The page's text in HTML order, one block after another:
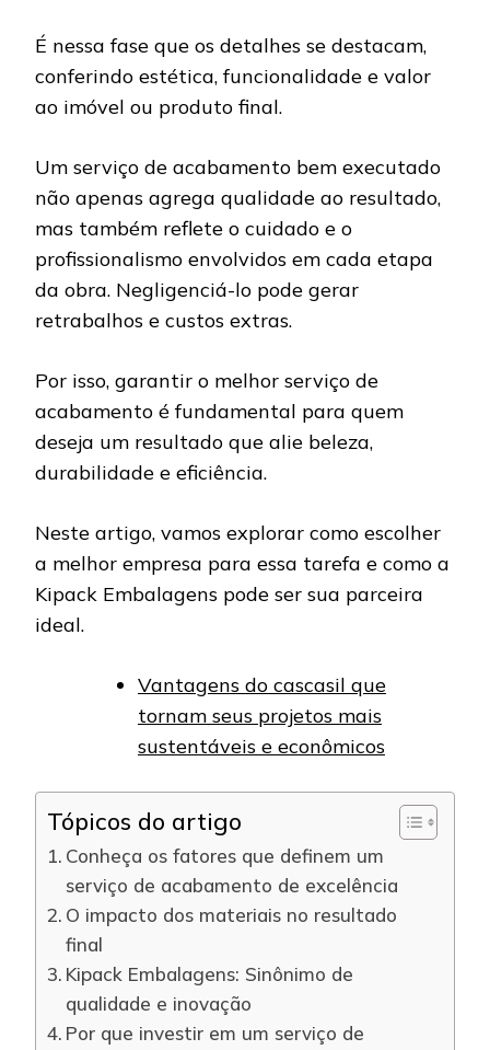
É nessa fase que os detalhes se destacam,
conferindo estética, funcionalidade e valor
ao imóvel ou produto final.
Um serviço de acabamento bem executado
não apenas agrega qualidade ao resultado,
mas também reflete o cuidado e o
profissionalismo envolvidos em cada etapa
da obra. Negligenciá-lo pode gerar
retrabalhos e custos extras.
Por isso, garantir o melhor serviço de
acabamento é fundamental para quem
deseja um resultado que alie beleza,
durabilidade e eficiência.
Neste artigo, vamos explorar como escolher
a melhor empresa para essa tarefa e como a
Kipack Embalagens pode ser sua parceira
ideal.
Vantagens do cascasil que
tornam seus projetos mais
sustentáveis e econômicos
Tópicos do artigo
Conheça os fatores que definem um
serviço de acabamento de excelência
O impacto dos materiais no resultado
final
Kipack Embalagens: Sinônimo de
qualidade e inovação
Por que investir em um serviço de